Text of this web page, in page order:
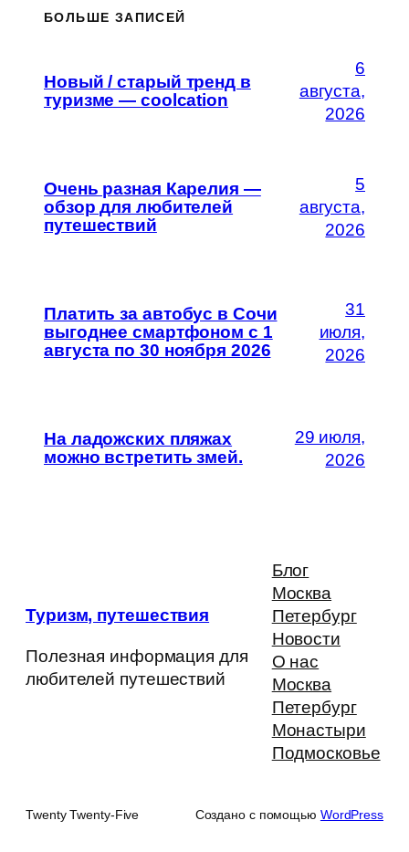
БОЛЬШЕ ЗАПИСЕЙ
Новый / старый тренд в
туризме — coolcation
6
августа,
2026
Очень разная Карелия —
обзор для любителей
путешествий
5
августа,
2026
Платить за автобус в Сочи
выгоднее смартфоном с 1
августа по 30 ноября 2026
31
июля,
2026
На ладожских пляжах
можно встретить змей.
29 июля,
2026
Туризм, путешествия
Полезная информация для
любителей путешествий
Блог
Москва
Петербург
Новости
О нас
Москва
Петербург
Монастыри
Подмосковье
Twenty Twenty-Five Создано с помощью WordPress